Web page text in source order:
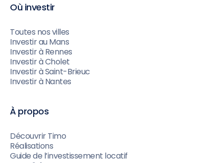
Où investir
Toutes nos villes
Investir au Mans
Investir à Rennes
Investir à Cholet
Investir à Saint-Brieuc
Investir à Nantes
À propos
Découvrir Timo
Réalisations
Guide de l’investissement locatif